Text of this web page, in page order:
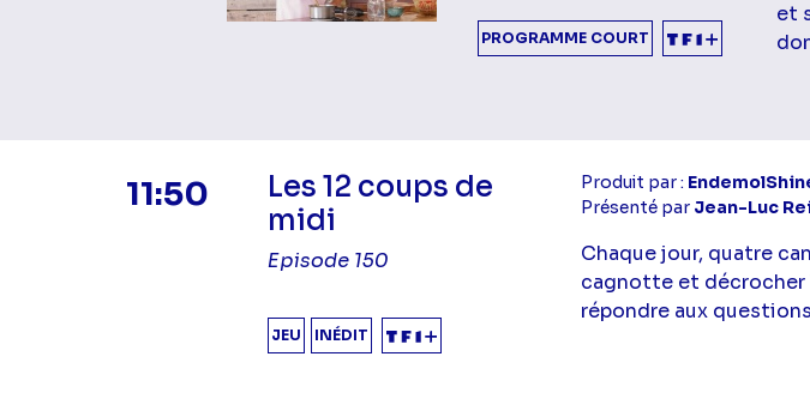
PROGRAMME COURT
et
11:50
Les 12 coups de
midi
Episode 150
JEU INÉDIT
Produit par :
Présenté par Jean-Luc
Chaque jour, quatre
cagnotte et décrocher
répondre aux